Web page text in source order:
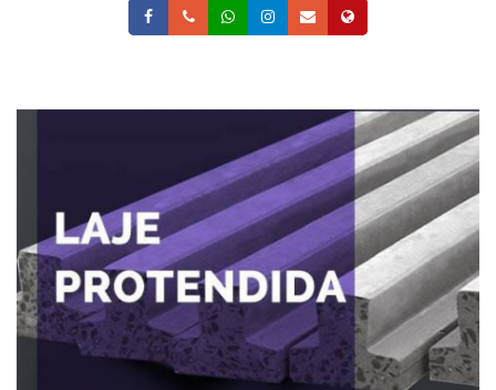
FacebookTelefoneWhatsappInstagram
Email